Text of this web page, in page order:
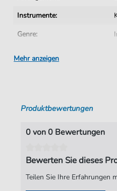
Instrumente:
Genre:
Klassik:
Künstler:
Autoren:
Verlag:
Mehr anzeigen
Produktbewertungen
0 von 0 Bewertungen
Bewerten Sie dieses
Teilen Sie Ihre Erfahrungen